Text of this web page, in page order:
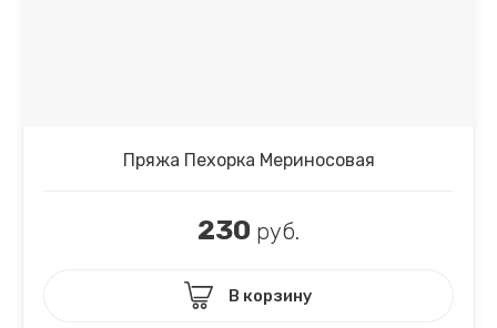
Пряжа Пехорка Мериносовая
230 руб.
В корзину